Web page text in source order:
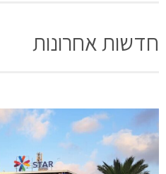
חדשות אחרונות